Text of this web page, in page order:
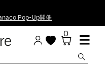
Pop-Up開催
0